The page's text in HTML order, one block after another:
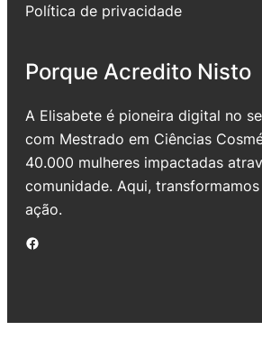
Política de privacidade
Porque Acredito Nisto
A Elisabete é pioneira digital no
com Mestrado em Ciências
40.000 mulheres impactadas
comunidade. Aqui,
ação.
Facebook